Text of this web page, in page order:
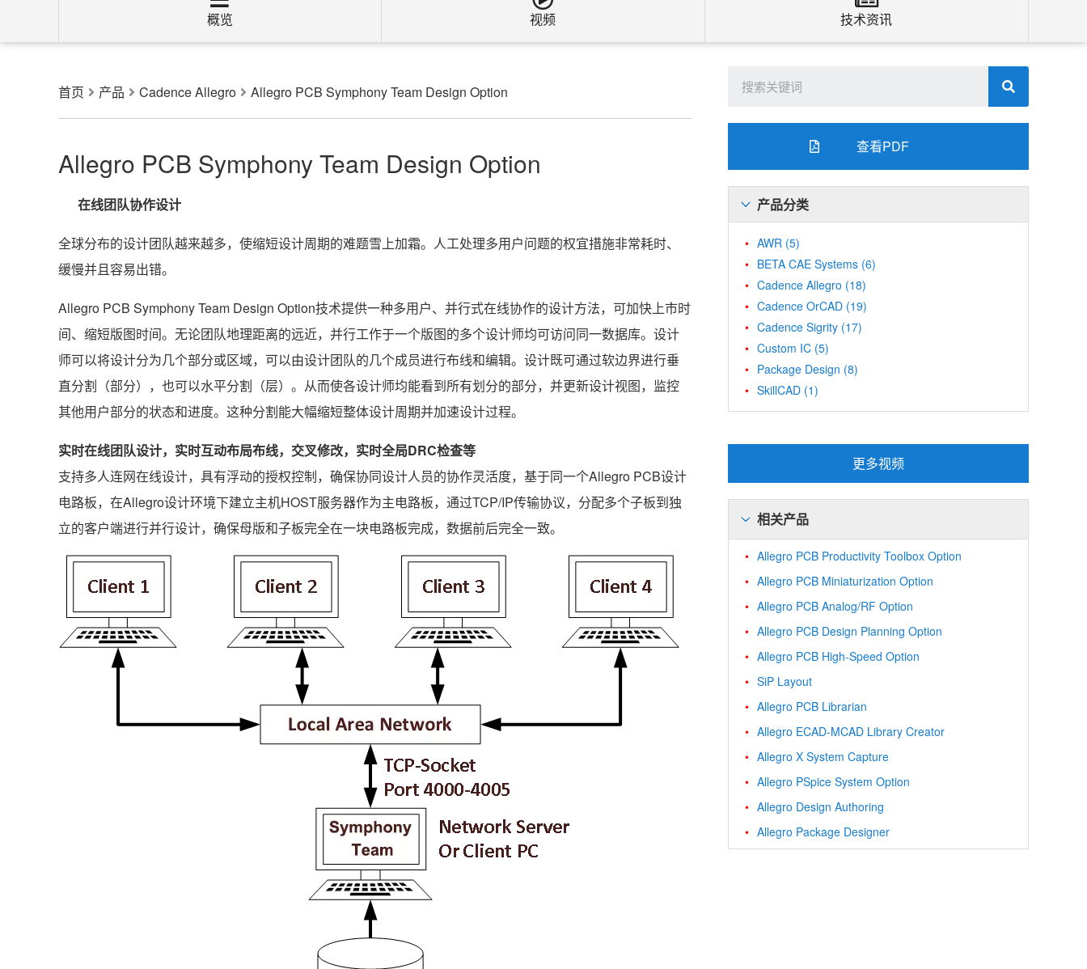
概览 视频 技术资讯
首页 产品 Cadence Allegro Allegro PCB Symphony Team Design Option
Allegro PCB Symphony Team Design Option
在线团队协作设计
全球分布的设计团队越来越多，使缩短设计周期的难题雪上加霜。人工处理多用户问题的权宜措施非常耗时、
缓慢并且容易出错。
Allegro PCB Symphony Team Design Option技术提供一种多用户、并行式在线协作的设计方法，可加快上市时
间、缩短版图时间。无论团队地理距离的远近，并行工作于一个版图的多个设计师均可访问同一数据库。设计
师可以将设计分为几个部分或区域，可以由设计团队的几个成员进行布线和编辑。设计既可通过软边界进行垂
直分割（部分），也可以水平分割（层）。从而使各设计师均能看到所有划分的部分，并更新设计视图，监控
其他用户部分的状态和进度。这种分割能大幅缩短整体设计周期并加速设计过程。
实时在线团队设计，实时互动布局布线，交叉修改，实时全局DRC检查等
支持多人连网在线设计，具有浮动的授权控制，确保协同设计人员的协作灵活度，基于同一个Allegro PCB设计
电路板，在Allegro设计环境下建立主机HOST服务器作为主电路板，通过TCP/IP传输协议，分配多个子板到独
立的客户端进行并行设计，确保母版和子板完全在一块电路板完成，数据前后完全一致。
查看PDF
产品分类
AWR (5)
BETA CAE Systems (6)
Cadence Allegro (18)
Cadence OrCAD (19)
Cadence Sigrity (17)
Custom IC (5)
Package Design (8)
SkillCAD (1)
更多视频
相关产品
Allegro PCB Productivity Toolbox Option
Allegro PCB Miniaturization Option
Allegro PCB Analog/RF Option
Allegro PCB Design Planning Option
Allegro PCB High-Speed Option
SiP Layout
Allegro PCB Librarian
Allegro ECAD-MCAD Library Creator
Allegro X System Capture
Allegro PSpice System Option
Allegro Design Authoring
Allegro Package Designer